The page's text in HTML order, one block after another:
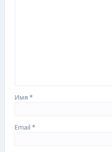
Имя*
Email*